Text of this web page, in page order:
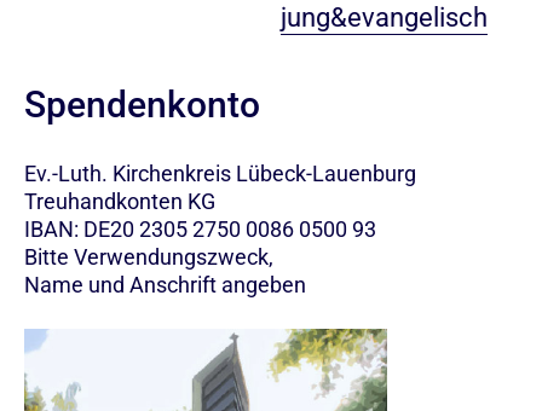
jung&evangelisch
Spendenkonto
Ev.-Luth. Kirchenkreis Lübeck-Lauenburg
Treuhandkonten KG
IBAN: DE20 2305 2750 0086 0500 93
Bitte Verwendungszweck,
Name und Anschrift angeben